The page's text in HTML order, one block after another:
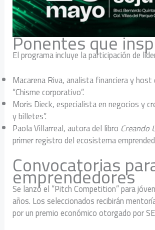
Ponentes que
El programa incluye la participación de
Macarena Riva, analista financiera y
“Chisme corporativo”.
Moris Dieck, especialista en negocios y
y billetes”.
Paola Villarreal, autora del libro Creando
primer registro del ecosistema
Convocatorias
emprendedores
Se lanzó el “Pitch Competition” para
años. Los seleccionados recibirán
por un premio económico otorgado por